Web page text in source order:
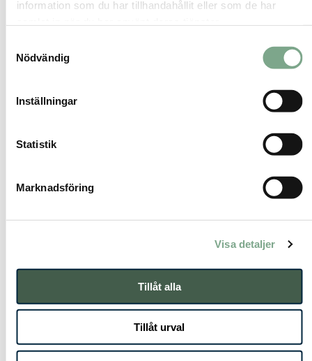
information som du har tillhandahållit eller som de har
Nödvändig
Inställningar
Statistik
Marknadsföring
Visa detaljer
Tillåt alla
Tillåt urval
› IMD flerbostadshus →
› Kyl- och värmepumpssystem i
› Avgasare – en förutsättning för ett
energi-
› Transmissionsberäkning och DVUT –
teknisk dimensionering →
› Ventilauktoritet →